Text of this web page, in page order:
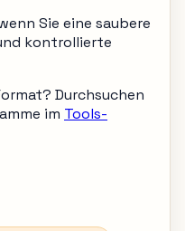
Sie eine saubere
kontrollierte
Durchsuchen
im Tools-